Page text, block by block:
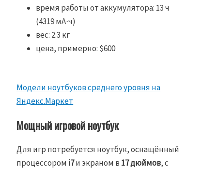
время работы от аккумулятора: 13 ч
(4319 мА⋅ч)
вес: 2.3 кг
цена, примерно: $600
Модели ноутбуков среднего уровня на
Яндекс.Маркет
Мощный игровой ноутбук
Для игр потребуется ноутбук, оснащённый
процессором i7и экраном в 17 дюймов, с